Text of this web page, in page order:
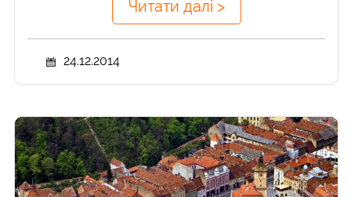
Читати далі >
24.12.2014